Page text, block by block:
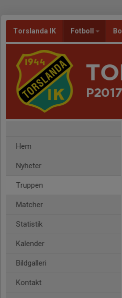
Torslanda IK Fotboll
P2017
Hem
Nyheter
Truppen
Matcher
Statistik
Kalender
Bildgalleri
Kontakt